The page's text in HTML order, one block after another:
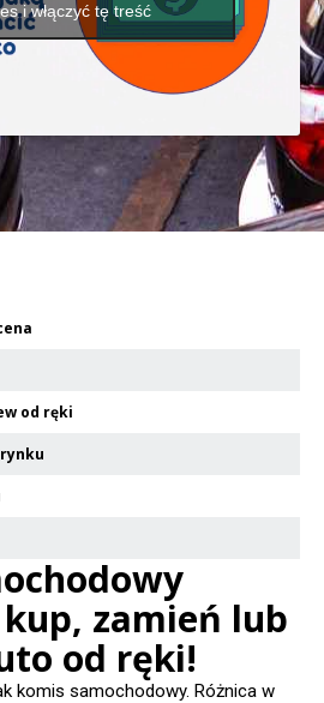
i włączyć tę treść
od ręki
zamień lub
od ręki!
komis samochodowy. Różnica w